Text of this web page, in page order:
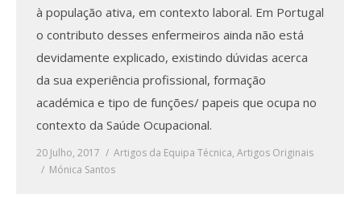
à população ativa, em contexto laboral. Em Portugal
o contributo desses enfermeiros ainda não está
devidamente explicado, existindo dúvidas acerca
da sua experiência profissional, formação
académica e tipo de funções/ papeis que ocupa no
contexto da Saúde Ocupacional.
20 Julho, 2017 Artigos da Equipa Técnica, Artigos Originais
Mónica Santos